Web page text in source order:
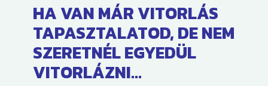
HA VAN MÁR VITORLÁS
TAPASZTALATOD, DE NEM
SZERETNÉL EGYEDÜL
VITORLÁZNI…